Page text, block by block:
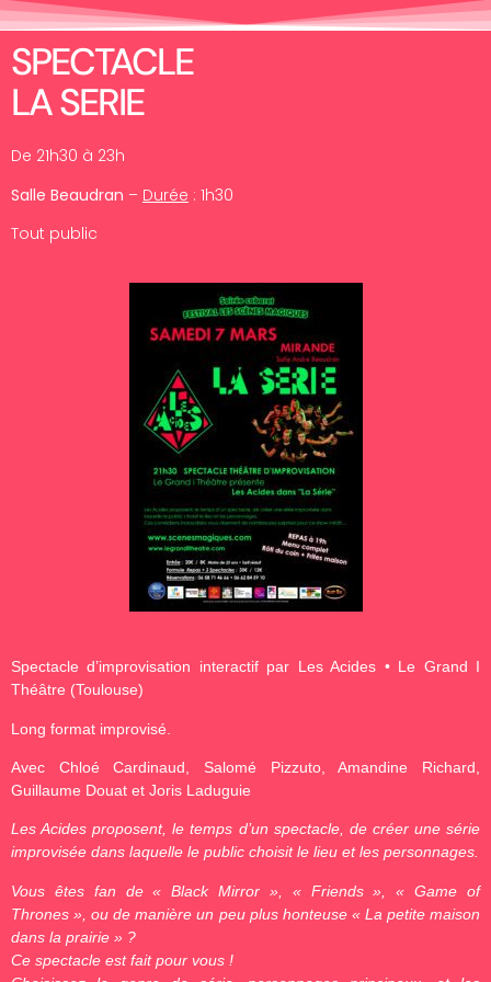
SPECTACLE
LA SERIE
De 21h30 à 23h
Salle Beaudran – Durée : 1h30
Tout public
Spectacle d’improvisation interactif par Les Acides • Le Grand I
Théâtre (Toulouse)
Long format improvisé.
Avec Chloé Cardinaud, Salomé Pizzuto, Amandine Richard,
Guillaume Douat et Joris Laduguie
Les Acides proposent, le temps d’un spectacle, de créer une série
improvisée dans laquelle le public choisit le lieu et les personnages.
Vous êtes fan de « Black Mirror », « Friends », « Game of
Thrones », ou de manière un peu plus honteuse « La petite maison
dans la prairie » ?
Ce spectacle est fait pour vous !